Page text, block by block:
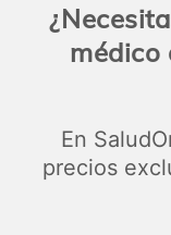
médico
En
precios